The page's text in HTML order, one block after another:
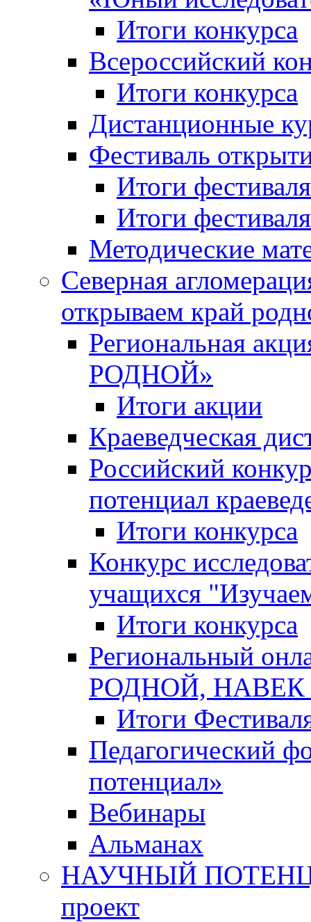
Итоги конкурса
Всероссийский
Итоги конкурса
Дистанционные
Фестиваль
Итоги
Итоги
Методические
Северная
открываем край
Региональная
РОДНОЙ»
Итоги акции
Краеведческая
Российский
потенциал
Итоги конкурса
Конкурс
учащихся
Итоги конкурса
Региональный
РОДНОЙ,
Итоги
Педагогический
потенциал»
Вебинары
Альманах
НАУЧНЫЙ
проект